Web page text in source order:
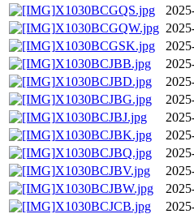
X1030BCGQS.jpg
X1030BCGQW.jpg
X1030BCGSK.jpg
X1030BCJBB.jpg
X1030BCJBD.jpg
X1030BCJBG.jpg
X1030BCJBJ.jpg
X1030BCJBK.jpg
X1030BCJBQ.jpg
X1030BCJBV.jpg
X1030BCJBW.jpg
X1030BCJCB.jpg